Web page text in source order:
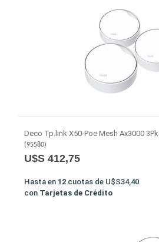
Deco Tp.link X50-Poe Mesh Ax3000 3Pk
(95580)
U$S 412,75
Hasta en 12 cuotas de U$S34,40
con Tarjetas de Crédito